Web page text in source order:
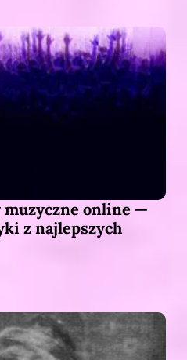
muzyczne online —
z najlepszych